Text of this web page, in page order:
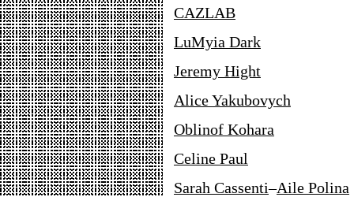
CAZLAB
LuMyia Dark
Jeremy Hight
Alice Yakubovych
Oblinof Kohara
Celine Paul
Sarah Cassenti–Aile Polina